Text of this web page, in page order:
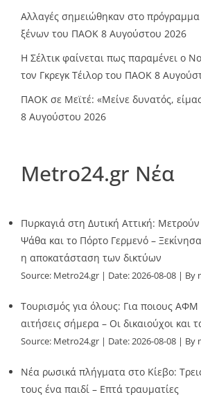
Αλλαγές σημειώθηκαν στο
ξένων του ΠΑΟΚ 8 Αυγούστου 2026
Η Σέλτικ φαίνεται πως παραμένει ο
τον Γκρεγκ Τέιλορ του ΠΑΟΚ 8
ΠΑΟΚ σε Μεϊτέ: «Μείνε δυνατός,
8 Αυγούστου 2026
Metro24.gr Νέα
Πυρκαγιά στη Δυτική Αττική:
Ψάθα και το Πόρτο Γερμενό –
η αποκατάσταση των δικτύων
Source: Metro24.gr Date: 2026-08-08 By
Τουρισμός για όλους: Για ποιους ΑΦΜ
αιτήσεις σήμερα – Οι δικαιούχοι και
Source: Metro24.gr Date: 2026-08-08 By
Νέα ρωσικά πλήγματα στο Κίεβο:
τους ένα παιδί – Επτά τραυματίες